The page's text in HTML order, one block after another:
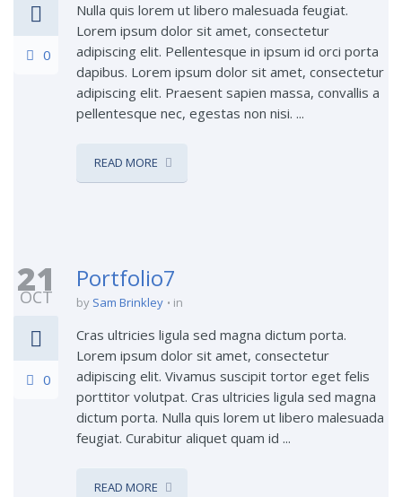
0
Nulla quis lorem ut libero malesuada feugiat.
Lorem ipsum dolor sit amet, consectetur
adipiscing elit. Pellentesque in ipsum id orci porta
dapibus. Lorem ipsum dolor sit amet, consectetur
adipiscing elit. Praesent sapien massa, convallis a
pellentesque nec, egestas non nisi. ...
READ MORE
21
OCT
0
Portfolio7
by Sam Brinkley in
Cras ultricies ligula sed magna dictum porta.
Lorem ipsum dolor sit amet, consectetur
adipiscing elit. Vivamus suscipit tortor eget felis
porttitor volutpat. Cras ultricies ligula sed magna
dictum porta. Nulla quis lorem ut libero malesuada
feugiat. Curabitur aliquet quam id ...
READ MORE